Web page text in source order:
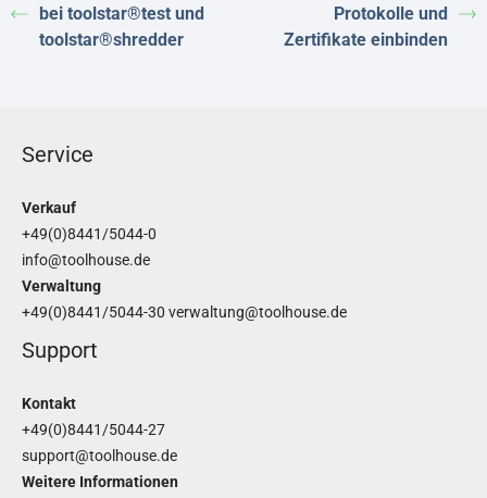
bei toolstar®test und
toolstar®shredder
Protokolle und
Zertifikate einbinden
Service
Verkauf
+49(0)8441/5044-0
info@toolhouse.de
Verwaltung
+49(0)8441/5044-30 verwaltung@toolhouse.de
Support
Kontakt
+49(0)8441/5044-27
support@toolhouse.de
Weitere Informationen